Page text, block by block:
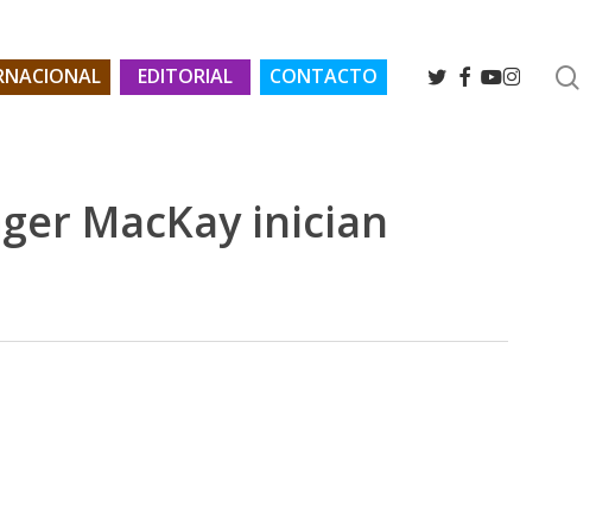
EDITORIAL CONTACTO TWITTER
FACEBOOK
YOUTUBE
INSTAGRAM
MacKay inician